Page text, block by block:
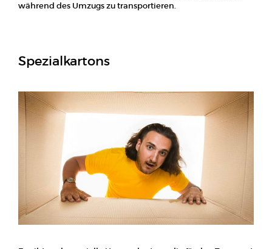
während des Umzugs zu transportieren.
Spezialkartons